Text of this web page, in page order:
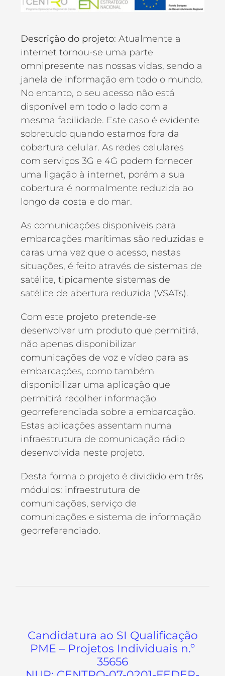
Descrição do projeto: Atualmente a
internet tornou-se uma parte
omnipresente nas nossas vidas, sendo a
janela de informação em todo o mundo.
No entanto, o seu acesso não está
disponível em todo o lado com a
mesma facilidade. Este caso é evidente
sobretudo quando estamos fora da
cobertura celular. As redes celulares
com serviços 3G e 4G podem fornecer
uma ligação à internet, porém a sua
cobertura é normalmente reduzida ao
longo da costa e do mar.
As comunicações disponíveis para
embarcações marítimas são reduzidas e
caras uma vez que o acesso, nestas
situações, é feito através de sistemas de
satélite, tipicamente sistemas de
satélite de abertura reduzida (VSATs).
Com este projeto pretende-se
desenvolver um produto que permitirá,
não apenas disponibilizar
comunicações de voz e vídeo para as
embarcações, como também
disponibilizar uma aplicação que
permitirá recolher informação
georreferenciada sobre a embarcação.
Estas aplicações assentam numa
infraestrutura de comunicação rádio
desenvolvida neste projeto.
Desta forma o projeto é dividido em três
módulos: infraestrutura de
comunicações, serviço de
comunicações e sistema de informação
georreferenciado.
Candidatura ao SI Qualificação
PME – Projetos Individuais n.º
35656